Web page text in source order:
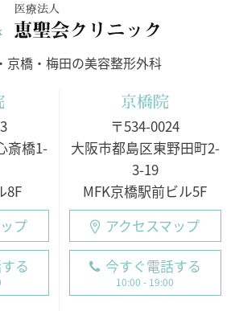
医療法人
京橋・梅田の美容整形外科
斎橋1-
8F
プ
る
京橋院
〒534-0024
大阪市都島区東野田町2-
3-19
MFK京橋駅前ビル5F
アクセスマップ
今すぐ電話する
10:00 - 19:00